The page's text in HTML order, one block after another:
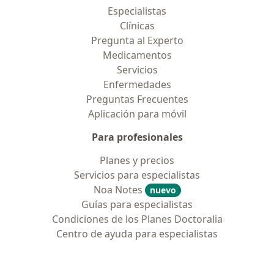
Especialistas
Clínicas
Pregunta al Experto
Medicamentos
Servicios
Enfermedades
Preguntas Frecuentes
Aplicación para móvil
Para profesionales
Planes y precios
Servicios para especialistas
Noa Notes
nuevo
Guías para especialistas
Condiciones de los Planes Doctoralia
Centro de ayuda para especialistas